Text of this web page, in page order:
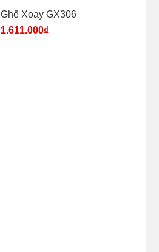
Ghế Xoay GX306
1.611.000₫